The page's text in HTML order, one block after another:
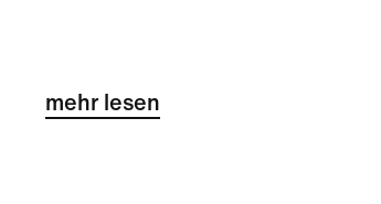
mehr lesen